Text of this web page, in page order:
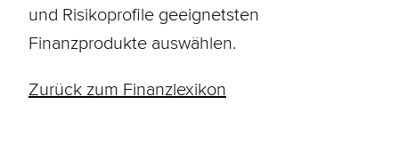
und Risikoprofile geeignetsten
Finanzprodukte auswählen.
Zurück zum Finanzlexikon